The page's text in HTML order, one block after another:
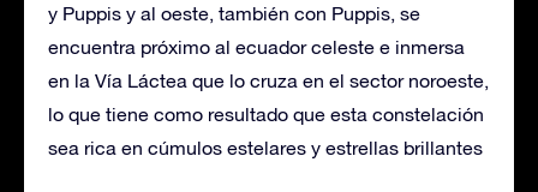
y Puppis y al oeste, también con Puppis, se
encuentra próximo al ecuador celeste e inmersa
en la Vía Láctea que lo cruza en el sector noroeste,
lo que tiene como resultado que esta constelación
sea rica en cúmulos estelares y estrellas brillantes